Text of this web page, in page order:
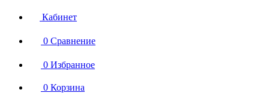
Кабинет
0 Сравнение
0 Избранное
0 Корзина